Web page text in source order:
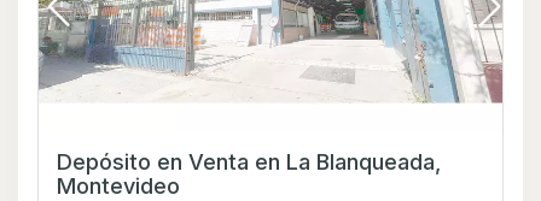
Depósito en Venta en La Blanqueada,
Montevideo